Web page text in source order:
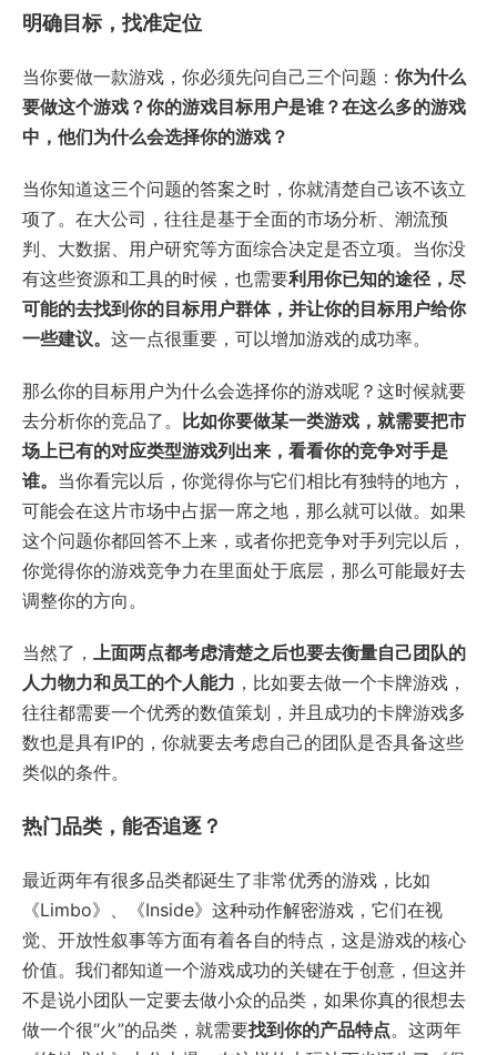
明确目标，找准定位
当你要做一款游戏，你必须先问自己三个问题： 你为什么
要做这个游戏？你的游戏目标用户是谁？在这么多的游戏
中，他们为什么会选择你的游戏？
当你知道这三个问题的答案之时，你就清楚自己该不该立
项了。在大公司，往往是基于全面的市场分析、潮流预
判、大数据、用户研究等方面综合决定是否立项。当你没
有这些资源和工具的时候，也需要利用你已知的途径，尽
可能的去找到你的目标用户群体，并让你的目标用户给你
一些建议。 这一点很重要，可以增加游戏的成功率。
那么你的目标用户为什么会选择你的游戏呢？这时候就要
去分析你的竞品了。 比如你要做某一类游戏，就需要把市
场上已有的对应类型游戏列出来，看看你的竞争对手是
谁。 当你看完以后，你觉得你与它们相比有独特的地方，
可能会在这片市场中占据一席之地，那么就可以做。如果
这个问题你都回答不上来，或者你把竞争对手列完以后，
你觉得你的游戏竞争力在里面处于底层，那么可能最好去
调整你的方向。
当然了，
上面两点都考虑清楚之后也要去衡量自己团队的
人力物力和员工的个人能力 ，比如要去做一个卡牌游戏，
往往都需要一个优秀的数值策划，并且成功的卡牌游戏多
数也是具有IP的，你就要去考虑自己的团队是否具备这些
类似的条件。
热门品类，能否追逐？
最近两年有很多品类都诞生了非常优秀的游戏，比如
《Limbo》、《Inside》这种动作解密游戏，它们在视
觉、开放性叙事等方面有着各自的特点，这是游戏的核心
价值。我们都知道一个游戏成功的关键在于创意，但这并
不是说小团队一定要去做小众的品类，如果你真的很想去
做一个很“火”的品类，就需要找到你的产品特点。这两年